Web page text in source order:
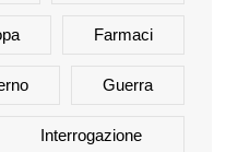
Farmaci
Guerra
Interrogazione